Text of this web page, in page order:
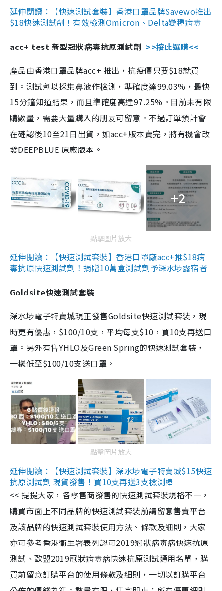
延伸閱讀：【快速測試套裝】香港口罩品牌Savewo推出
$18快速測試劑！有效檢測Omicron、Delta變種病毒
acc+ test 新型冠狀病毒抗原測試劑 >>按此選購<<
產品由香港口罩品牌acc+ 推出，抗疫價只要$18就買
到。測試劑以採集鼻液作檢測，準確度達99.03%，最快
15分鐘知道結果，而且準確度高達97.25%。目前未有限
購數量，需要大量購入的朋友可留意。不過訂單預計會
在確認後10至21日出貨，如acc+版本賣完，將有機會改
發DEEPBLUE 原廠版本。
+2
點擊圖片放大
延伸閱讀：【快速測試套裝】香港口罩廠acc+推$18病
毒抗原快速測試劑！捐贈10萬盒測試劑予深水埗露宿者
Goldsite快速測試套裝
深水埗電子特賣城現正發售Goldsite快速測試套裝，現
時更有優惠，$100/10支，平均每支$10，買10支再送口
罩。另外有售YHLO及Green Spring的快速測試套裝，
一樣低至$100/10支送口罩。
點擊圖片放大
延伸閱讀：【快速測試套裝】深水埗電子特賣城$15快速
抗原測試劑 現貨發售！買10支再送3支檢測棒
<< 提提大家，各零售商發售的快速測試套裝規格不一，
購買市面上不同品牌的快速測試套裝前請留意售賣平台
及該品牌的快速測試套裝使用方法、條款及細則，大家
亦可參考香港衞生署表列認可2019冠狀病毒病快速抗原
測試、歐盟2019冠狀病毒病快速抗原測試通用名單，購
買前留意訂購平台的使用條款及細則，一切以訂購平台